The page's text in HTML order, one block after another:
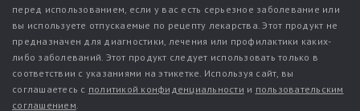
перед использованием, если у вас есть серьезное заболевание или
вы используете отпускаемые по рецепту лекарства. Этот продукт не
предназначен для диагностики, лечения или профилактики каких-
либо заболеваний. Этот продукт следует использовать только в
соответствии с указаниями на этикетке. Используя сайт, вы
соглашаетесь с политикой конфиденциальности и пользовательским
соглашением.